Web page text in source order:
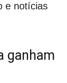
e notícias
ganham